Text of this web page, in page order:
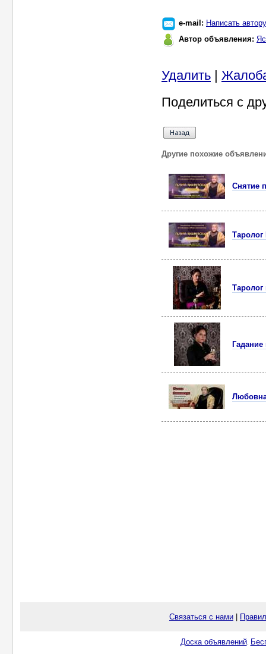
e-mail: Написать автору
Автор объявления:
Удалить |
Поделиться с
Другие похожие
Снятие
Связаться с нами
Доска объявлений.